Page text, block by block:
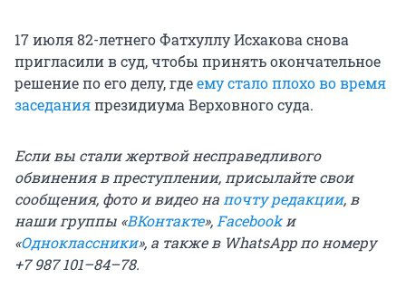
17 июля 82-летнего Фатхуллу Исхакова снова
пригласили в суд, чтобы принять окончательное
решение по его делу, гдеему стало плохо во время
заседанияпрезидиума Верховного суда.
Если вы стали жертвой несправедливого
обвинения в преступлении, присылайте свои
сообщения, фото и видео на почту редакции, в
наши группы «ВКонтакте», Facebookи
«Одноклассники», а также в WhatsApp по номеру
+7 987 101–84–78.